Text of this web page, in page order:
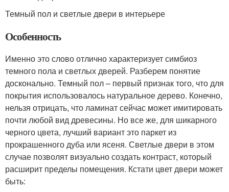
Темный пол и светлые двери в интерьере
Особенность
Именно это слово отлично характеризует симбиоз
темного пола и светлых дверей. Разберем понятие
досконально. Темный пол – первый признак того, что для
покрытия использовалось натуральное дерево. Конечно,
нельзя отрицать, что ламинат сейчас может имитировать
почти любой вид древесины. Но все же, для шикарного
черного цвета, лучший вариант это паркет из
прокрашенного дуба или ясеня. Светлые двери в этом
случае позволят визуально создать контраст, который
расширит пределы помещения. Кстати цвет двери может
быть: